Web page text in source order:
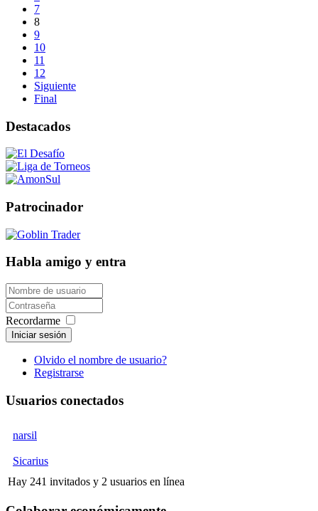
7
8
9
10
11
12
Siguiente
Final
Destacados
Patrocinador
Habla amigo y entra
Recordarme
Iniciar sesión
Olvido el nombre de usuario?
Registrarse
Usuarios conectados
narsil
Sicarius
Hay 241 invitados y 2 usuarios en línea